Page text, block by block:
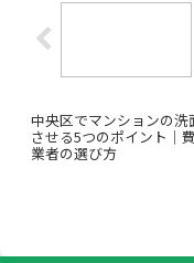
中央区でマンションの
させる5つのポイント｜
業者の選び方